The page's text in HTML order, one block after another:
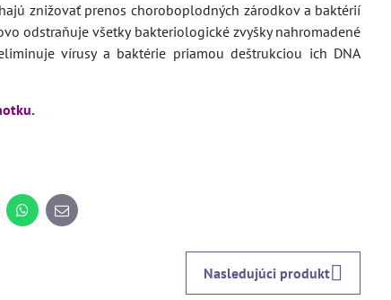
znižovať prenos choroboplodných zárodkov a baktérií
odstraňuje všetky bakteriologické zvyšky nahromadené
vírusy a baktérie priamou deštrukciou ich DNA
WhatsApp
E-
mail
Nasledujúci produkt